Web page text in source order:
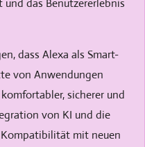
das Benutzererlebnis
dass Alexa als Smart-
von Anwendungen
sicherer und
von KI und die
mit neuen